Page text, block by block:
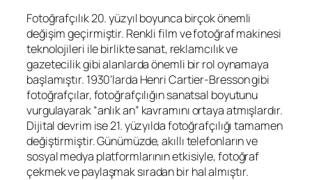
Fotoğrafçılık 20. yüzyıl boyunca birçok önemli
değişim geçirmiştir. Renkli film ve fotoğraf makinesi
teknolojileri ile birlikte sanat, reklamcılık ve
gazetecilik gibi alanlarda önemli bir rol oynamaya
başlamıştır. 1930’larda Henri Cartier-Bresson gibi
fotoğrafçılar, fotoğrafçılığın sanatsal boyutunu
vurgulayarak “anlık an” kavramını ortaya atmışlardır.
Dijital devrim ise 21. yüzyılda fotoğrafçılığı tamamen
değiştirmiştir. Günümüzde, akıllı telefonların ve
sosyal medya platformlarının etkisiyle, fotoğraf
çekmek ve paylaşmak sıradan bir hal almıştır.